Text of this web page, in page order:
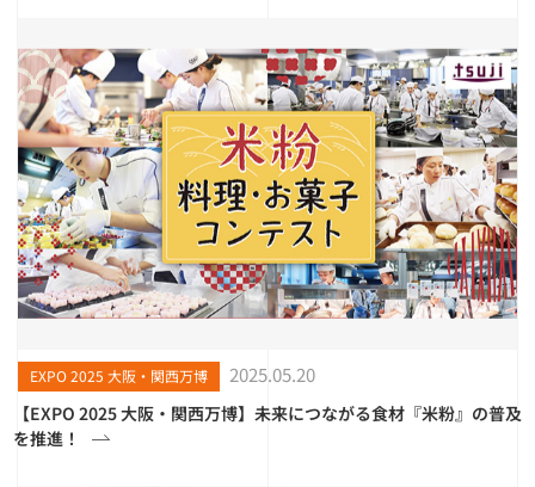
EXPO 2025 大阪・関西万博 2025.05.20
【EXPO 2025 大阪・関西万博】未来につながる食材『米粉』の普及
を推進！